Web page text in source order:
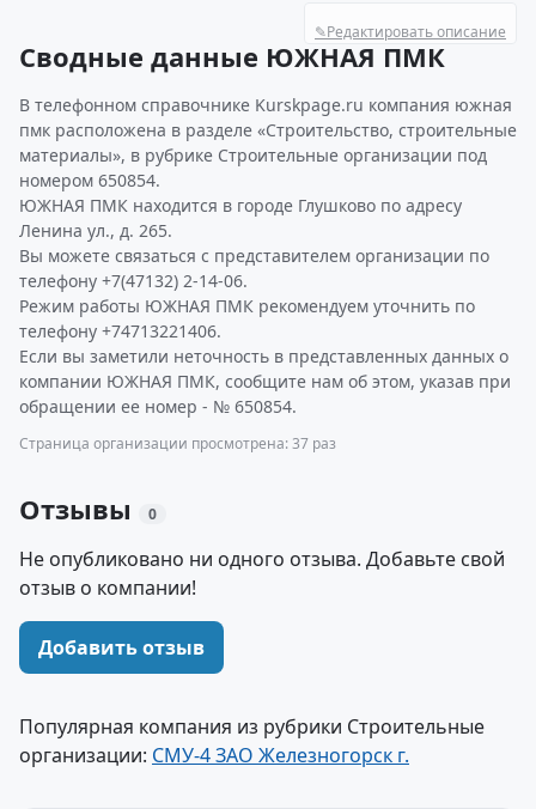
✎Редактировать описание
Сводные данные ЮЖНАЯ ПМК
В телефонном справочнике Kurskpage.ru компания южная
пмк расположена в разделе «Строительство, строительные
материалы», в рубрике Строительные организации под
номером 650854.
ЮЖНАЯ ПМК находится в городе Глушково по адресу
Ленина ул., д. 265.
Вы можете связаться с представителем организации по
телефону +7(47132) 2-14-06.
Режим работы ЮЖНАЯ ПМК рекомендуем уточнить по
телефону +74713221406.
Если вы заметили неточность в представленных данных о
компании ЮЖНАЯ ПМК, сообщите нам об этом, указав при
обращении ее номер - № 650854.
Страница организации просмотрена: 37 раз
Отзывы 0
Не опубликовано ни одного отзыва. Добавьте свой
отзыв о компании!
Добавить отзыв
Популярная компания из рубрики Строительные
организации: СМУ-4 ЗАО Железногорск г.